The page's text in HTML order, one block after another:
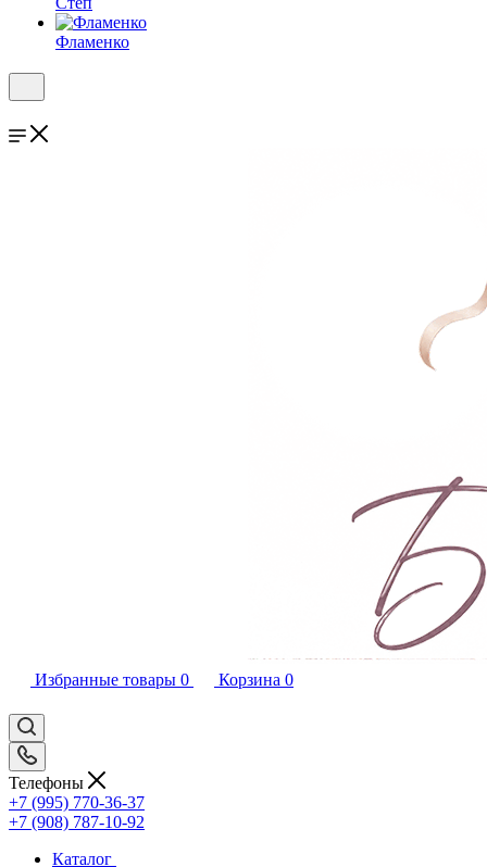
Фламенко
Избранные товары 0 Корзина 0
Телефоны
+7 (995) 770-36-37
+7 (908) 787-10-92
Каталог